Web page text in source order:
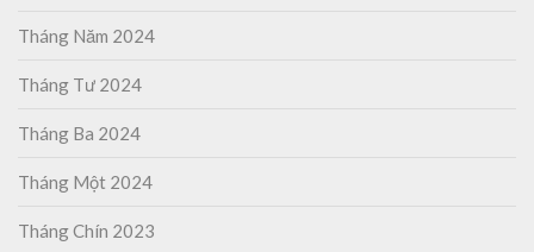
Tháng Năm 2024
Tháng Tư 2024
Tháng Ba 2024
Tháng Một 2024
Tháng Chín 2023